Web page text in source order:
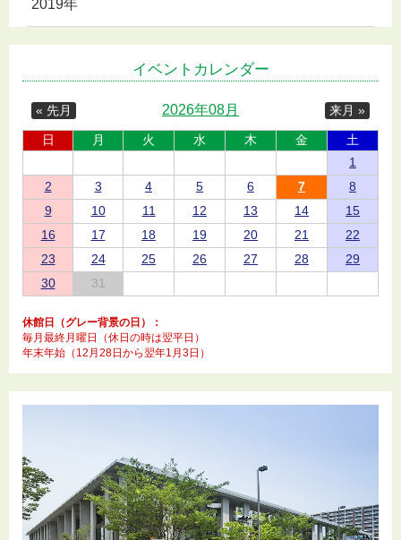
2019年
イベントカレンダー
« 先月 来月 »
2026年08月
日 月 火 水 木 金
土
1
2
3 4 5 6 7
8
9
10 11 12 13 14
15
16
17 18 19 20 21
22
23
24 25 26 27 28
29
30
31
休館日（グレー背景の日）：
毎月最終月曜日（休日の時は翌平日）
年末年始（12月28日から翌年1月3日）